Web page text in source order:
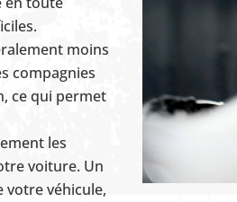
moins
compagnies
ce qui permet
les
voiture. Un
votre véhicule,